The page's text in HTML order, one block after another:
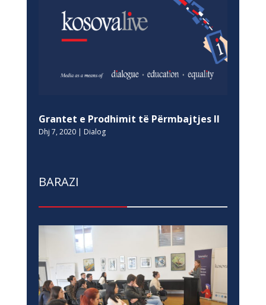
Grantet e Prodhimit të Përmbajtjes II
Dhj 7, 2020| Dialog
BARAZI